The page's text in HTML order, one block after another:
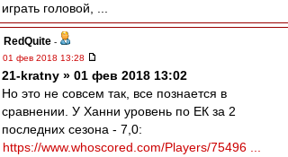
играть головой, ...
RedQuite -
01 фев 2018 13:28
21-kratny » 01 фев 2018 13:02
Но это не совсем так, все познается в
сравнении. У Ханни уровень по ЕК за 2
последних сезона - 7,0:
https://www.whoscored.com/Players/75496 ...